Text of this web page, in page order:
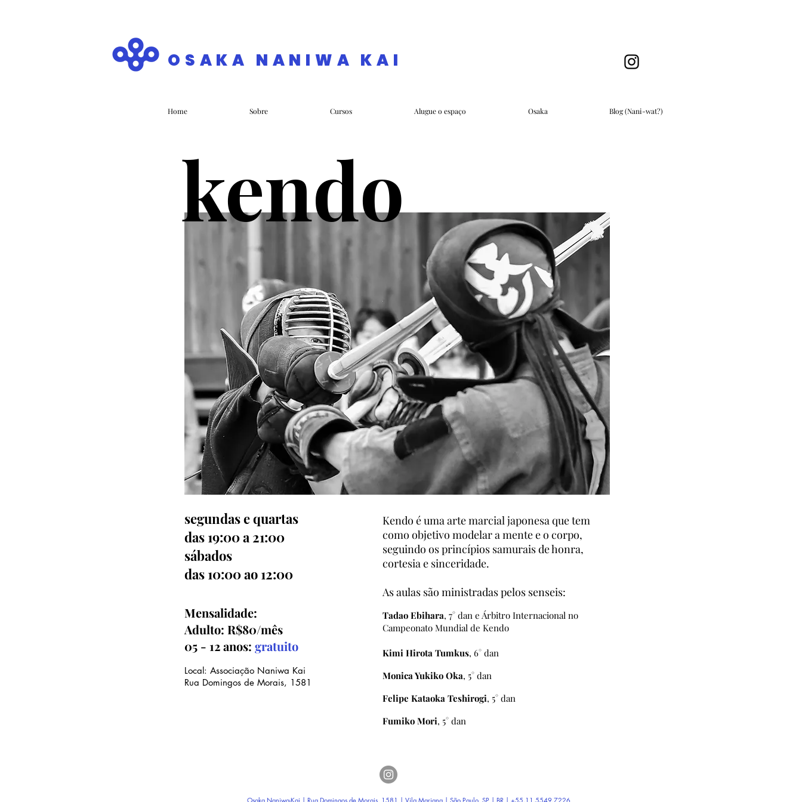
OSAKA NANIWA KAI
Home Sobre Cursos Alugue o espaço Osaka Blog (Nani-wat?)
kendo
segundas e quartas
das 19:00 a 21:00
sábados
das 10:00 ao 12:00
Mensalidade:
Adulto: R$80/mês
05 - 12 anos: gratuito
Local: Associação Naniwa Kai
Rua Domingos de Morais, 1581
Kendo é uma arte marcial japonesa que tem
como objetivo modelar a mente e o corpo,
seguindo os princípios samurais de honra,
cortesia e sinceridade.
As aulas são ministradas pelos senseis:
Tadao Ebihara, 7° dan e Árbitro Internacional no
Campeonato Mundial de Kendo
Kimi Hirota Tumkus, 6° dan
Monica Yukiko Oka, 5° dan
Felipe Kataoka Teshirogi, 5° dan
Fumiko Mori, 5° dan
Osaka Naniwa-Kai | Rua Domingos de Morais, 1581 | Vila Mariana | São Paulo SP| BR | +55.11.5549.7226